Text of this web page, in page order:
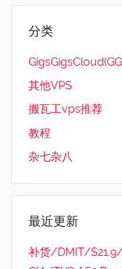
分类
其他VPS
搬瓦工vps推荐
教程
杂七杂八
最近更新
补货/DMIT/